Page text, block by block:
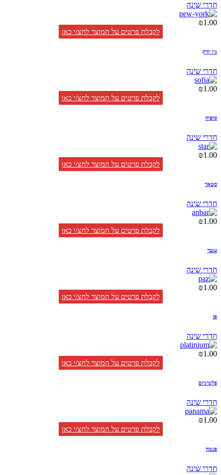
חדרי שינה
₪1.00
לקבלת פרטים על המוצר לחצ/י כאן
ניו יורק
חדרי שינה
₪1.00
לקבלת פרטים על המוצר לחצ/י כאן
סופיה
חדרי שינה
₪1.00
לקבלת פרטים על המוצר לחצ/י כאן
סטאר
חדרי שינה
₪1.00
לקבלת פרטים על המוצר לחצ/י כאן
ענבר
חדרי שינה
₪1.00
לקבלת פרטים על המוצר לחצ/י כאן
פז
חדרי שינה
₪1.00
לקבלת פרטים על המוצר לחצ/י כאן
פלטיניום
חדרי שינה
₪1.00
לקבלת פרטים על המוצר לחצ/י כאן
פנמה
חדרי שינה